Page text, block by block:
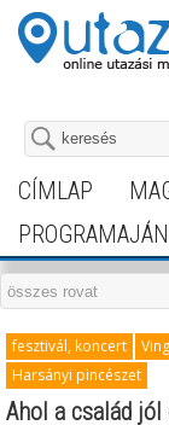
CÍMLAP
fesztivál, koncert
Harsányi pincészet
Ahol a család